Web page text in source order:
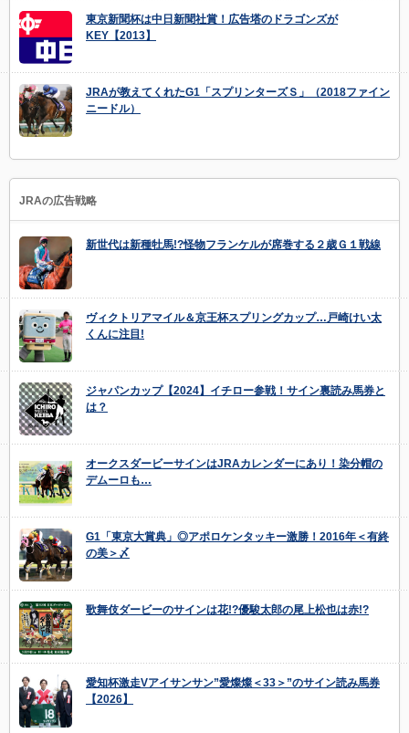
東京新聞杯は中日新聞社賞！広告塔のドラゴンズが
KEY【2013】
JRAが教えてくれたG1「スプリンターズＳ」（2018ファイン
ニードル）
JRAの広告戦略
新世代は新種牡馬!?怪物フランケルが席巻する２歳Ｇ１戦線
ヴィクトリアマイル＆京王杯スプリングカップ…戸崎けい太
くんに注目!
ジャパンカップ【2024】イチロー参戦！サイン裏読み馬券と
は？
オークスダービーサインはJRAカレンダーにあり！染分帽の
デムーロも…
G1「東京大賞典」◎アポロケンタッキー激勝！2016年＜有終
の美＞〆
歌舞伎ダービーのサインは花!?優駿太郎の尾上松也は赤!?
愛知杯激走Vアイサンサン”愛燦燦＜33＞”のサイン読み馬券
【2026】